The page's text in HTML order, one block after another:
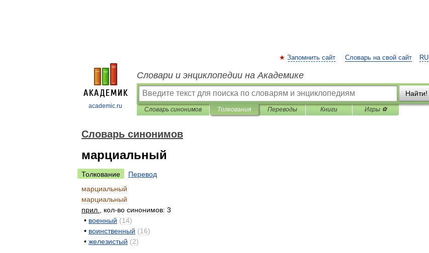
academic.ru
RU
Запомнить сайт Словарь на свой сайт
Словари и энциклопедии на Академике
Найти!
Словарь синонимов Толкования Переводы Книги Игры ⚽
Словарь синонимов
марциальный
Толкование
Перевод
марциальный
марциальный
прил
кол-во синонимов: 3
• военный (14)
• воинственный (16)
• железистый (2)